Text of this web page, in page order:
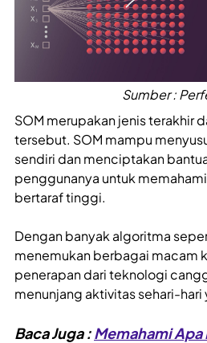
Sumber :
SOM merupakan jenis terakhir
tersebut. SOM mampu
sendiri dan menciptakan
penggunanya untuk
bertaraf tinggi.
Dengan banyak algoritma
menemukan berbagai macam
penerapan dari teknologi
menunjang aktivitas sehari-hari
Baca Juga :Memahami Apa